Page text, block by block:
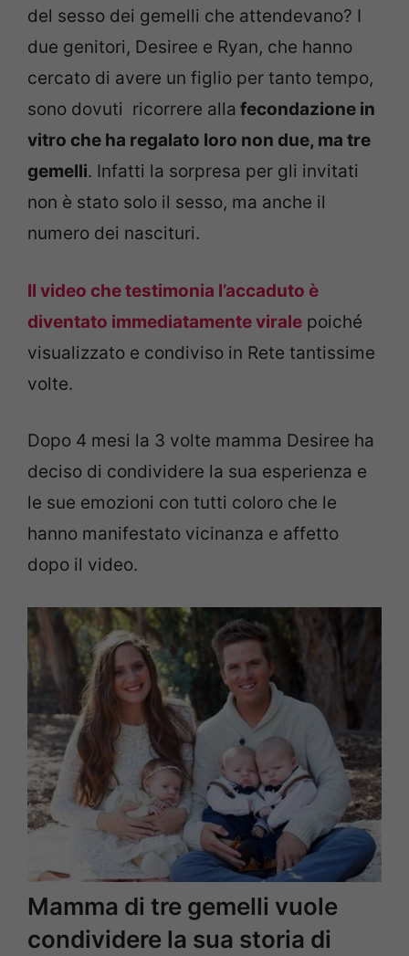
del sesso dei gemelli che attendevano? I
due genitori, Desiree e Ryan, che hanno
cercato di avere un figlio per tanto tempo,
sono dovuti ricorrere alla fecondazione in
vitro che ha regalato loro non due, ma tre
gemelli. Infatti la sorpresa per gli invitati
non è stato solo il sesso, ma anche il
numero dei nascituri.
Il video che testimonia l’accaduto è
diventato immediatamente virale poiché
visualizzato e condiviso in Rete tantissime
volte.
Dopo 4 mesi la 3 volte mamma Desiree ha
deciso di condividere la sua esperienza e
le sue emozioni con tutti coloro che le
hanno manifestato vicinanza e affetto
dopo il video.
Mamma di tre gemelli vuole
condividere la sua storia di